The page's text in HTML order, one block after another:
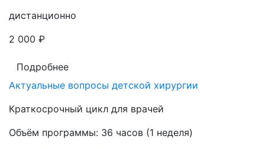
дистанционно
2 000 ₽
Подробнее
Актуальные вопросы детской хирургии
Краткосрочный цикл для врачей
Объём программы: 36 часов (1 неделя)